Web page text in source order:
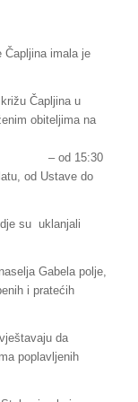
Čapljina imala je
Čapljina u
obiteljima na
15:30
od Ustave do
su uklanjali
Gabela polje,
i pratećih
da
poplavljenih